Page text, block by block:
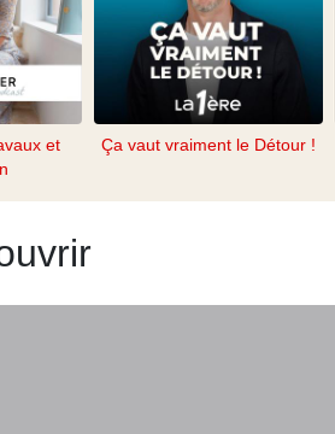
et
Ça vaut vraiment le Détour !